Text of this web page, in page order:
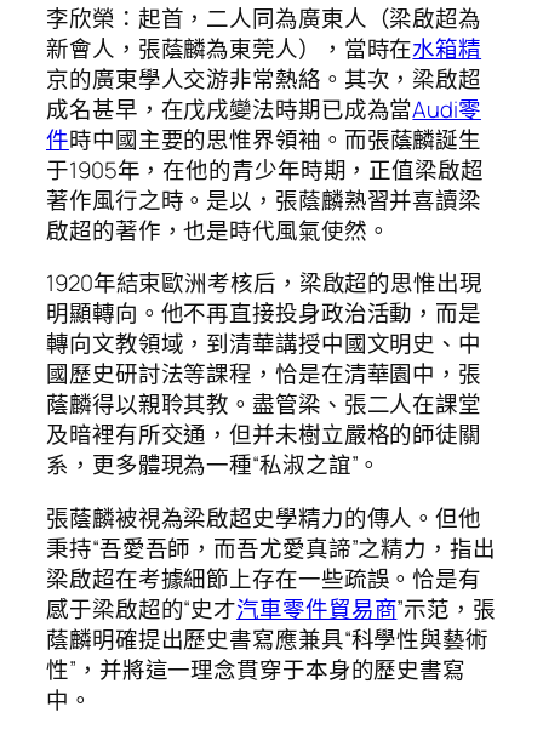
李欣榮：起首，二人同為廣東人（梁啟超為
新會人，張蔭麟為東莞人），當時在水箱精
京的廣東學人交游非常熱絡。其次，梁啟超
成名甚早，在戊戌變法時期已成為當Audi零
件時中國主要的思惟界領袖。而張蔭麟誕生
于1905年，在他的青少年時期，正值梁啟超
著作風行之時。是以，張蔭麟熟習并喜讀梁
啟超的著作，也是時代風氣使然。
1920年結束歐洲考核后，梁啟超的思惟出現
明顯轉向。他不再直接投身政治活動，而是
轉向文教領域，到清華講授中國文明史、中
國歷史研討法等課程，恰是在清華園中，張
蔭麟得以親聆其教。盡管梁、張二人在課堂
及暗裡有所交通，但并未樹立嚴格的師徒關
系，更多體現為一種“私淑之誼”。
張蔭麟被視為梁啟超史學精力的傳人。但他
秉持“吾愛吾師，而吾尤愛真諦”之精力，指出
梁啟超在考據細節上存在一些疏誤。恰是有
感于梁啟超的“史才汽車零件貿易商”示范，張
蔭麟明確提出歷史書寫應兼具“科學性與藝術
性”，并將這一理念貫穿于本身的歷史書寫
中。